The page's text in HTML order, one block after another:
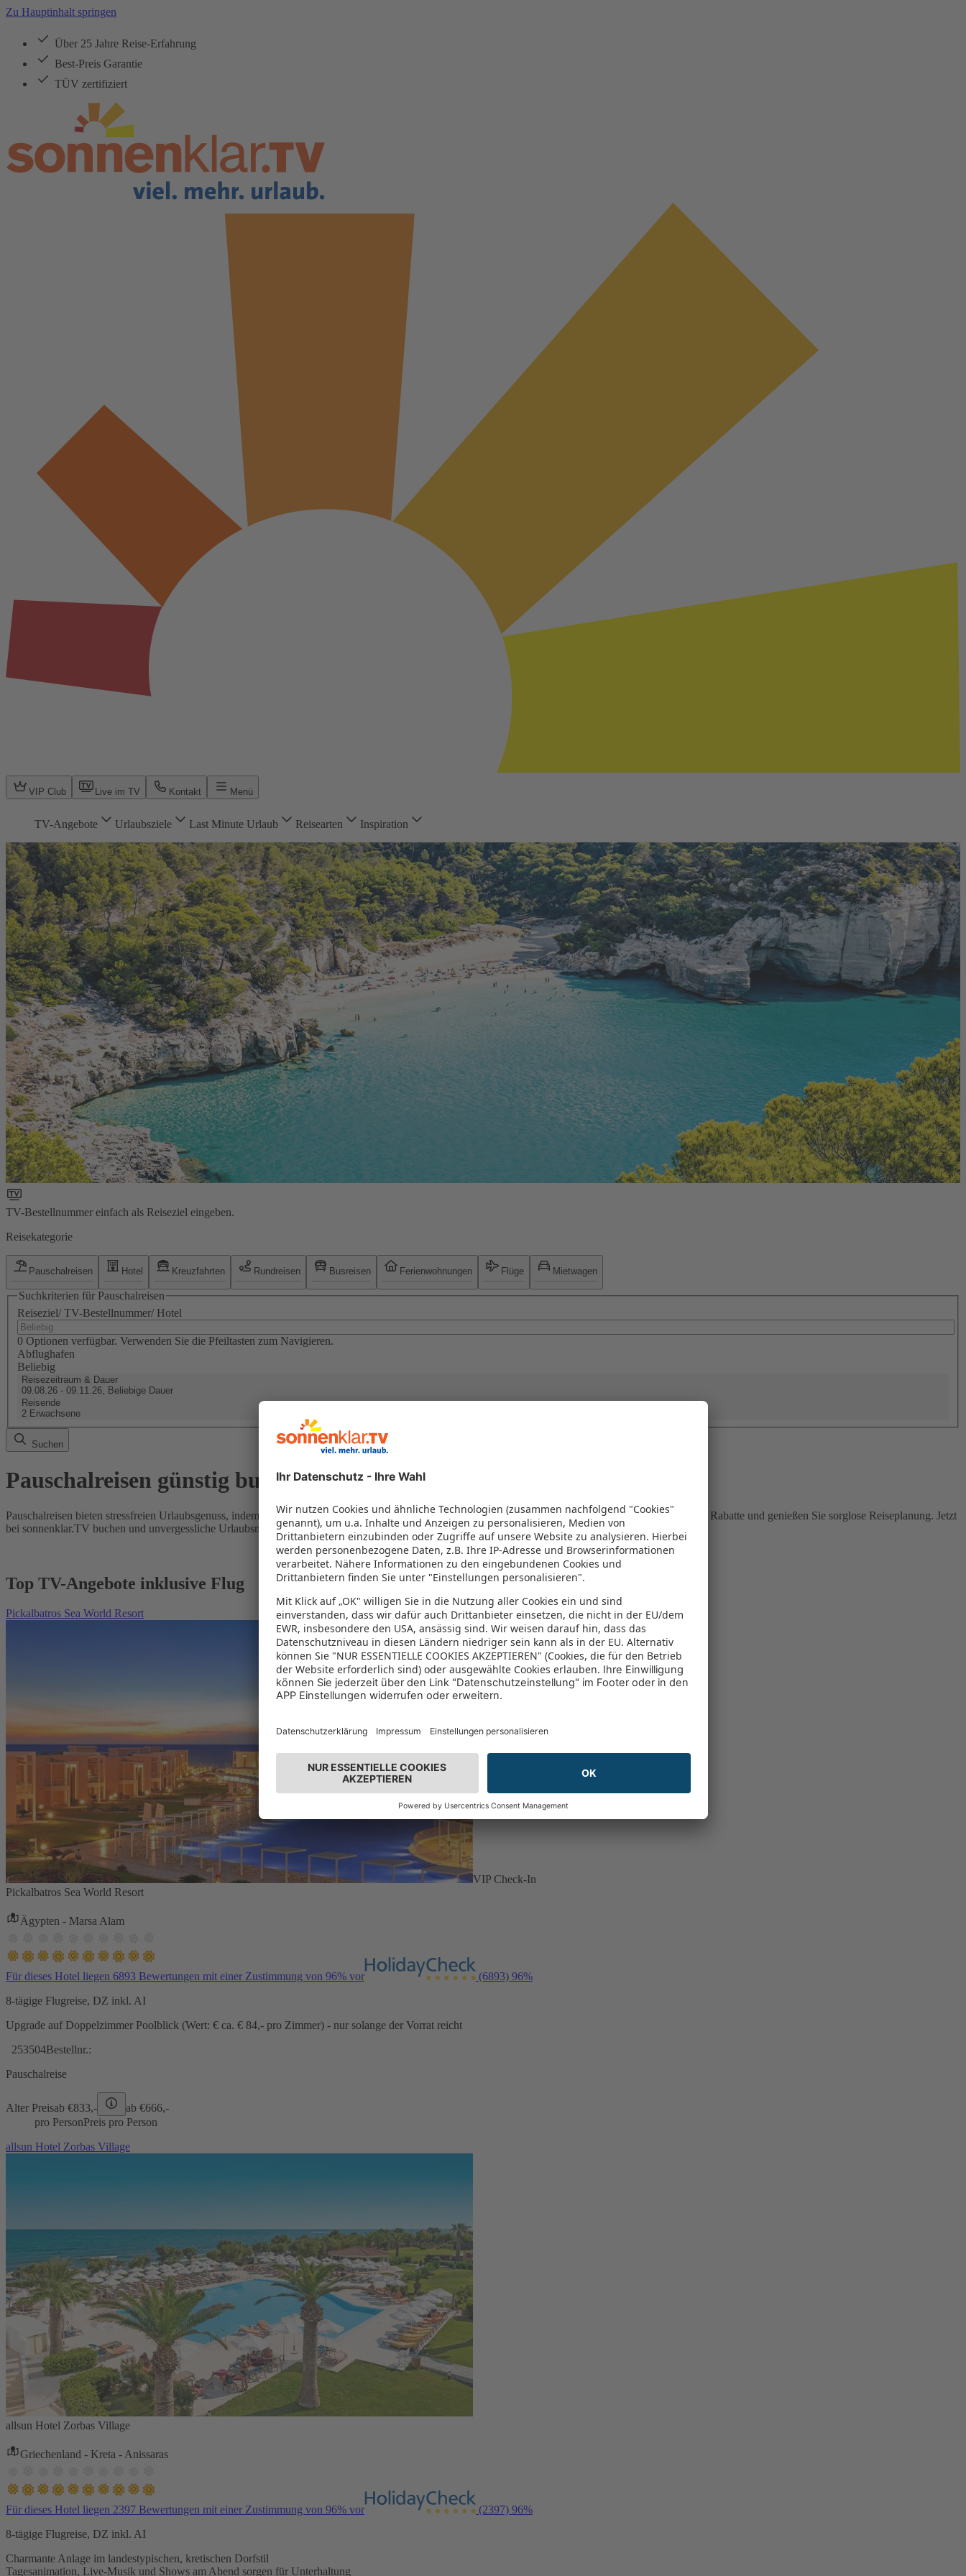
Zu Hauptinhalt springen
Über 25 Jahre Reise-Erfahrung
Best-Preis Garantie
TÜV zertifiziert
VIP Club Live im TV Kontakt Menü
TV-Angebote Urlaubsziele Last Minute Urlaub Reisearten Inspiration
TV-Bestellnummer einfach als Reiseziel eingeben.
Reisekategorie
Pauschalreisen Hotel Kreuzfahrten Rundreisen Busreisen Ferienwohnungen Flüge Mietwagen
Suchkriterien für Pauschalreisen
Reiseziel/ TV-Bestellnummer/ Hotel
0 Optionen verfügbar. Verwenden Sie die Pfeiltasten zum Navigieren.
Abflughafen
Beliebig
Reisezeitraum & Dauer
09.08.26 - 09.11.26, Beliebige Dauer
Reisende
2 Erwachsene
Suchen
Pauschalreisen günstig buchen
Pauschalreisen bieten stressfreien Urlaubsgenuss, indem Flug und Hotel in einem Paket kombiniert werden – das spart Zeit und Geld. Nutzen Sie attraktive Rabatte und genießen Sie sorglose Reiseplanung. Jetzt
bei sonnenklar.TV buchen und unvergessliche Urlaubsmomente erleben!
Top TV-Angebote inklusive Flug
Pickalbatros Sea World Resort
VIP Check-In
Pickalbatros Sea World Resort
Ägypten - Marsa Alam
Für dieses Hotel liegen 6893 Bewertungen mit einer Zustimmung von 96% vor (6893) 96%
8-tägige Flugreise, DZ inkl. AI
Upgrade auf Doppelzimmer Poolblick (Wert: € ca. € 84,- pro Zimmer) - nur solange der Vorrat reicht
253504Bestellnr.:
Pauschalreise
Alter Preisab €833,- ab €666,-
pro PersonPreis pro Person
allsun Hotel Zorbas Village
allsun Hotel Zorbas Village
Griechenland - Kreta - Anissaras
Für dieses Hotel liegen 2397 Bewertungen mit einer Zustimmung von 96% vor (2397) 96%
8-tägige Flugreise, DZ inkl. AI
Charmante Anlage im landestypischen, kretischen Dorfstil
Tagesanimation, Live-Musik und Shows am Abend sorgen für Unterhaltung